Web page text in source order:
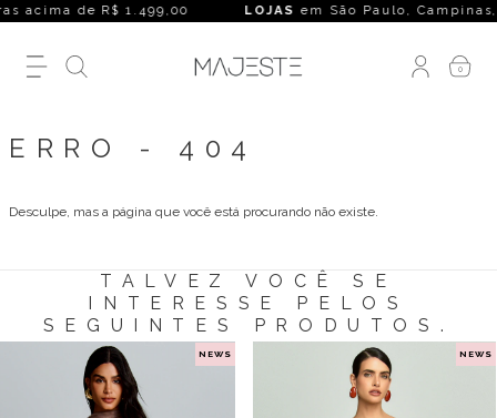
acima de R$ 1.499,00 LOJASem São Paulo, Campinas,
0
ERRO - 404
Desculpe, mas a página que você está procurando não existe.
TALVEZ VOCÊ SE
INTERESSE PELOS
SEGUINTES PRODUTOS.
NEWS NEWS